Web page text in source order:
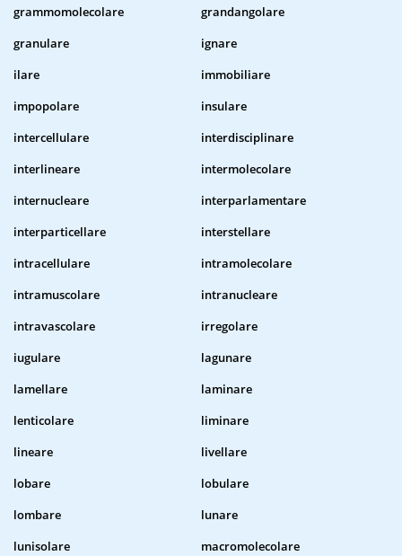
grammomolecolare
grandangolare
granulare
ignare
ilare
immobiliare
impopolare
insulare
intercellulare
interdisciplinare
interlineare
intermolecolare
internucleare
interparlamentare
interparticellare
interstellare
intracellulare
intramolecolare
intramuscolare
intranucleare
intravascolare
irregolare
iugulare
lagunare
lamellare
laminare
lenticolare
liminare
lineare
livellare
lobare
lobulare
lombare
lunare
lunisolare
macromolecolare